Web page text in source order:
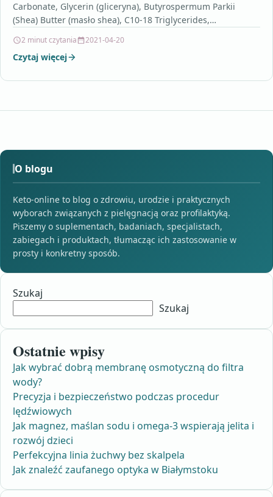
Carbonate, Glycerin (gliceryna), Butyrospermum Parkii
(Shea) Butter (masło shea), C10-18 Triglycerides,
Stearate, Cetearyl Alcohol, Sodium Stearoyl…
2 minut czytania 2021-04-20
Czytaj więcej
O blogu
Keto-online to blog o zdrowiu, urodzie i praktycznych
wyborach związanych z pielęgnacją oraz profilaktyką.
Piszemy o suplementach, badaniach, specjalistach,
zabiegach i produktach, tłumacząc ich zastosowanie w
prosty i konkretny sposób.
Szukaj
Szukaj
Ostatnie wpisy
Jak wybrać dobrą membranę osmotyczną do filtra
wody?
Precyzja i bezpieczeństwo podczas procedur
lędźwiowych
Jak magnez, maślan sodu i omega-3 wspierają jelita i
rozwój dzieci
Perfekcyjna linia żuchwy bez skalpela
Jak znaleźć zaufanego optyka w Białymstoku